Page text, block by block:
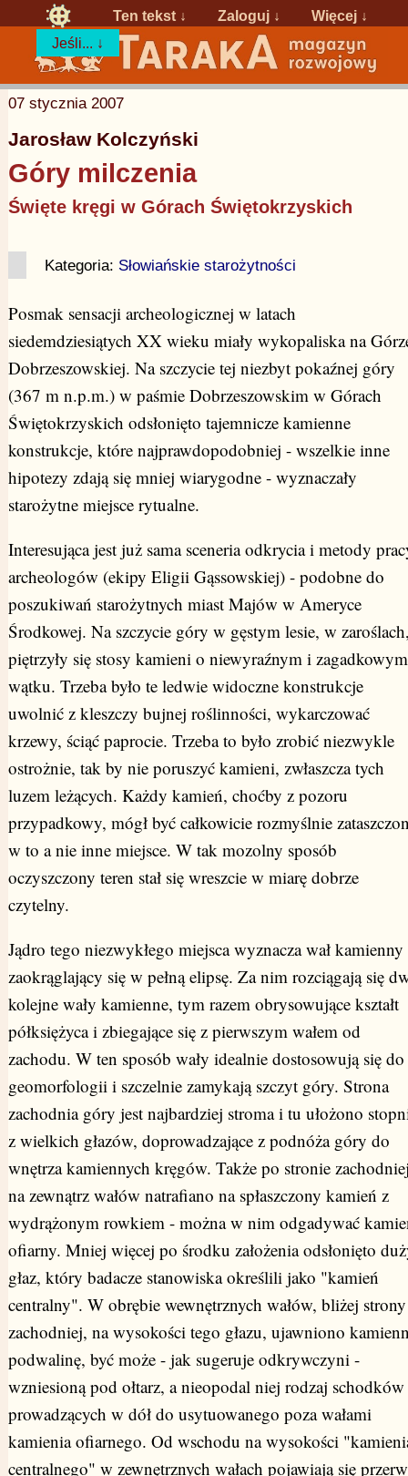
Ten tekst ↓ Zaloguj ↓
Więcej ↓
Jeśli... ↓
07 stycznia 2007
Jarosław Kolczyński
Góry milczenia
Święte kręgi w Górach Świętokrzyskich
Kategoria: Słowiańskie starożytności
Posmak sensacji archeologicznej w latach
siedemdziesiątych XX wieku miały wykopaliska na
Dobrzeszowskiej. Na szczycie tej niezbyt pokaźnej góry
(367 m n.p.m.) w paśmie Dobrzeszowskim w Górach
Świętokrzyskich odsłonięto tajemnicze kamienne
konstrukcje, które najprawdopodobniej - wszelkie inne
hipotezy zdają się mniej wiarygodne - wyznaczały
starożytne miejsce rytualne.
Interesująca jest już sama sceneria odkrycia i metody
archeologów (ekipy Eligii Gąssowskiej) - podobne do
poszukiwań starożytnych miast Majów w Ameryce
Środkowej. Na szczycie góry w gęstym lesie, w
piętrzyły się stosy kamieni o niewyraźnym i zagadkowym
wątku. Trzeba było te ledwie widoczne konstrukcje
uwolnić z kleszczy bujnej roślinności, wykarczować
krzewy, ściąć paprocie. Trzeba to było zrobić niezwykle
ostrożnie, tak by nie poruszyć kamieni, zwłaszcza tych
luzem leżących. Każdy kamień, choćby z pozoru
przypadkowy, mógł być całkowicie rozmyślnie
w to a nie inne miejsce. W tak mozolny sposób
oczyszczony teren stał się wreszcie w miarę dobrze
czytelny.
Jądro tego niezwykłego miejsca wyznacza wał kamienny
zaokrąglający się w pełną elipsę. Za nim rozciągają się
kolejne wały kamienne, tym razem obrysowujące kształt
półksiężyca i zbiegające się z pierwszym wałem od
zachodu. W ten sposób wały idealnie dostosowują się do
geomorfologii i szczelnie zamykają szczyt góry. Strona
zachodnia góry jest najbardziej stroma i tu ułożono
z wielkich głazów, doprowadzające z podnóża góry do
wnętrza kamiennych kręgów. Także po stronie
na zewnątrz wałów natrafiano na spłaszczony kamień z
wydrążonym rowkiem - można w nim odgadywać
ofiarny. Mniej więcej po środku założenia odsłonięto
głaz, który badacze stanowiska określili jako "kamień
centralny". W obrębie wewnętrznych wałów, bliżej strony
zachodniej, na wysokości tego głazu, ujawniono
podwalinę, być może - jak sugeruje odkrywczyni -
wzniesioną pod ołtarz, a nieopodal niej rodzaj schodków
prowadzących w dół do usytuowanego poza wałami
kamienia ofiarnego. Od wschodu na wysokości
centralnego" w zewnętrznych wałach pojawiają się